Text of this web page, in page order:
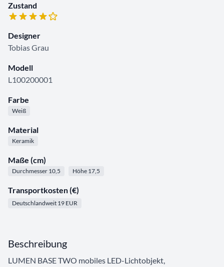
Zustand
Designer
Tobias Grau
Modell
L100200001
Farbe
Weiß
Material
Keramik
Maße (cm)
Durchmesser 10,5 Höhe 17,5
Transportkosten (€)
Deutschlandweit 19 EUR
Beschreibung
LUMEN BASE TWO mobiles LED-Lichtobjekt,